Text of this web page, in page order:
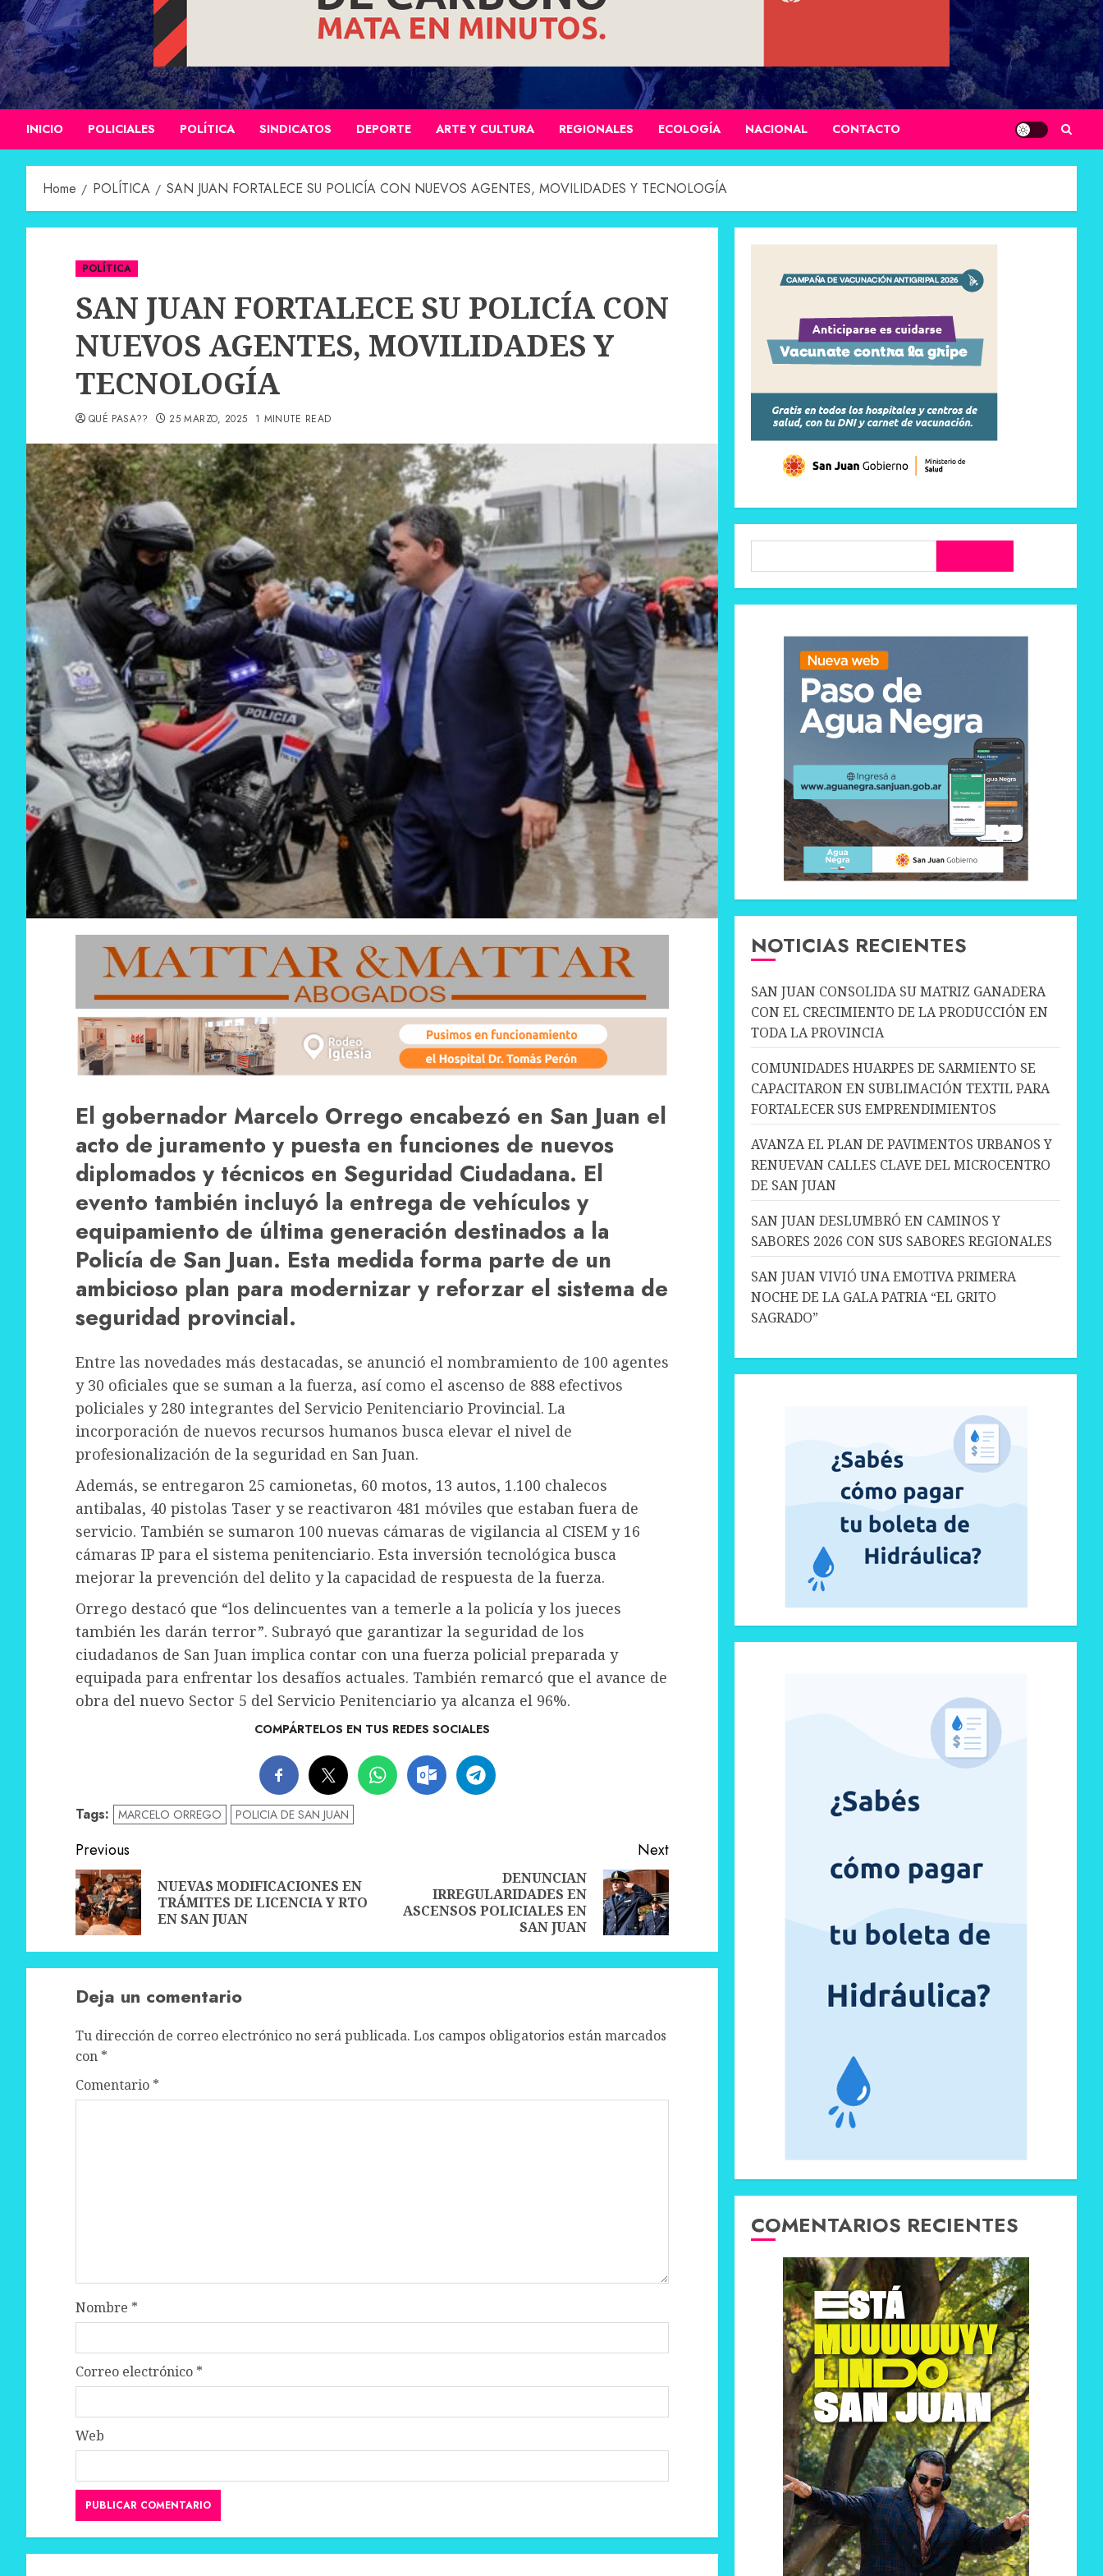
INICIO POLICIALES POLÍTICA SINDICATOS DEPORTE ARTE Y CULTURA REGIONALES ECOLOGÍA NACIONAL CONTACTO
Home POLÍTICA SAN JUAN FORTALECE SU POLICÍA CON NUEVOS AGENTES, MOVILIDADES Y TECNOLOGÍA
POLÍTICA
SAN JUAN FORTALECE SU POLICÍA CON
NUEVOS AGENTES, MOVILIDADES Y
TECNOLOGÍA
QUÉ PASA?? 25 MARZO, 2025 1 MINUTE READ
El gobernador Marcelo Orrego encabezó en San Juan el
acto de juramento y puesta en funciones de nuevos
diplomados y técnicos en Seguridad Ciudadana. El
evento también incluyó la entrega de vehículos y
equipamiento de última generación destinados a la
Policía de San Juan. Esta medida forma parte de un
ambicioso plan para modernizar y reforzar el sistema de
seguridad provincial.
Entre las novedades más destacadas, se anunció el nombramiento de 100 agentes
y 30 oficiales que se suman a la fuerza, así como el ascenso de 888 efectivos
policiales y 280 integrantes del Servicio Penitenciario Provincial. La
incorporación de nuevos recursos humanos busca elevar el nivel de
profesionalización de la seguridad en San Juan.
Además, se entregaron 25 camionetas, 60 motos, 13 autos, 1.100 chalecos
antibalas, 40 pistolas Taser y se reactivaron 481 móviles que estaban fuera de
servicio. También se sumaron 100 nuevas cámaras de vigilancia al CISEM y 16
cámaras IP para el sistema penitenciario. Esta inversión tecnológica busca
mejorar la prevención del delito y la capacidad de respuesta de la fuerza.
Orrego destacó que “los delincuentes van a temerle a la policía y los jueces
también les darán terror”. Subrayó que garantizar la seguridad de los
ciudadanos de San Juan implica contar con una fuerza policial preparada y
equipada para enfrentar los desafíos actuales. También remarcó que el avance de
obra del nuevo Sector 5 del Servicio Penitenciario ya alcanza el 96%.
COMPÁRTELOS EN TUS REDES SOCIALES
Tags: MARCELO ORREGO POLICIA DE SAN JUAN
Post
navigation
Previous
post:
NUEVAS MODIFICACIONES EN
TRÁMITES DE LICENCIA Y RTO
EN SAN JUAN
Next
post:
DENUNCIAN
IRREGULARIDADES EN
ASCENSOS POLICIALES EN
SAN JUAN
Deja un comentario
Tu dirección de correo electrónico no será publicada. Los campos obligatorios están marcados
con *
Comentario *
Nombre *
Correo electrónico *
Web
NOTICIAS RECIENTES
SAN JUAN CONSOLIDA SU MATRIZ GANADERA
CON EL CRECIMIENTO DE LA PRODUCCIÓN EN
TODA LA PROVINCIA
COMUNIDADES HUARPES DE SARMIENTO SE
CAPACITARON EN SUBLIMACIÓN TEXTIL PARA
FORTALECER SUS EMPRENDIMIENTOS
AVANZA EL PLAN DE PAVIMENTOS URBANOS Y
RENUEVAN CALLES CLAVE DEL MICROCENTRO
DE SAN JUAN
SAN JUAN DESLUMBRÓ EN CAMINOS Y
SABORES 2026 CON SUS SABORES REGIONALES
SAN JUAN VIVIÓ UNA EMOTIVA PRIMERA
NOCHE DE LA GALA PATRIA “EL GRITO
SAGRADO”
COMENTARIOS RECIENTES